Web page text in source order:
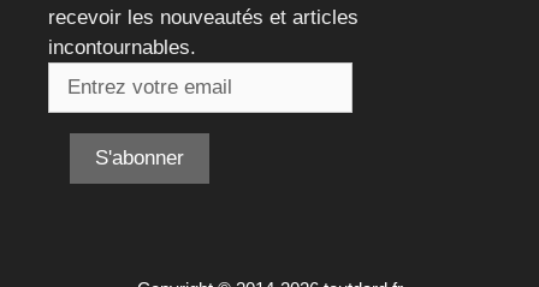
recevoir les nouveautés et articles
incontournables.